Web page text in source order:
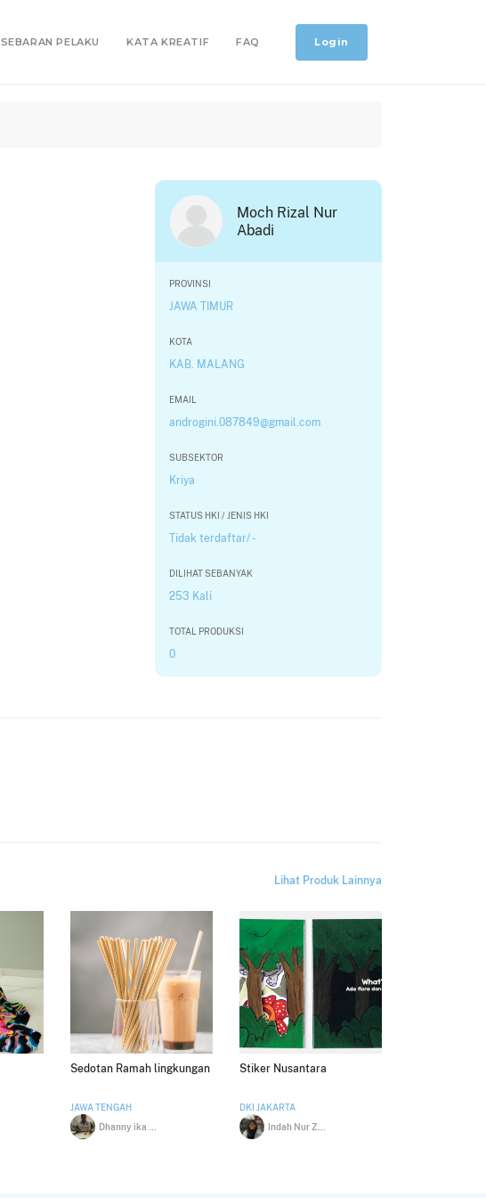
SEBARAN PELAKU KATA KREATIF FAQ Login
Moch Rizal Nur
Abadi
PROVINSI
JAWA TIMUR
KOTA
KAB. MALANG
EMAIL
androgini.087849@gmail.com
SUBSEKTOR
Kriya
STATUS HKI / JENIS HKI
Tidak terdaftar/ -
DILIHAT SEBANYAK
253 Kali
TOTAL PRODUKSI
0
Lihat Produk Lainnya
Sedotan Ramah lingkungan
JAWA TENGAH
Stiker Nusantara
DKI JAKARTA